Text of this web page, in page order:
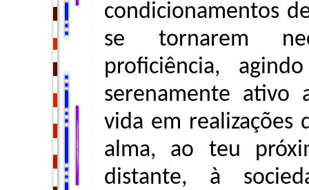
condicionamentos
se tornarem
proficiência,
serenamente ativo
vida em realizações
alma, ao teu
distante, à